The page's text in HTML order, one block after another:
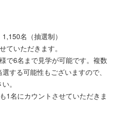
名（抽選制）
ていただきます。
で6名まで見学が可能です。複数
する可能性もございますので、
。
1名にカウントさせていただきま